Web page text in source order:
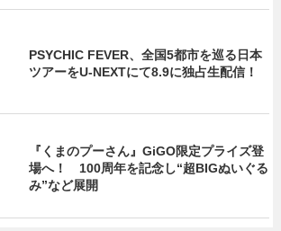
PSYCHIC FEVER、全国5都市を巡る日本
ツアーをU‐NEXTにて8.9に独占生配信！
『くまのプーさん』GiGO限定プライズ登
場へ！ 100周年を記念し“超BIGぬいぐる
み”など展開